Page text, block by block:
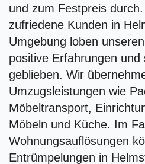
und zum Festpreis
zufriedene Kunden in
Umgebung loben
positive Erfahrungen und
geblieben. Wir
Umzugsleistungen wie
Möbeltransport,
Möbeln und Küche. Im
Wohnungsauflösungen
Entrümpelungen in